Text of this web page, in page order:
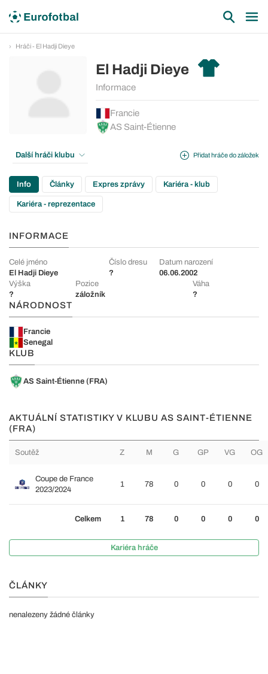
Hráči - El Hadji Dieye
El Hadji Dieye
Informace
Francie
AS Saint-Étienne
Přidat hráče do záložek
Další hráči klubu
Info Články Expres zprávy Kariéra - klub
Kariéra - reprezentace
INFORMACE
Celé jméno
El Hadji Dieye
Číslo dresu
?
Datum narození
06.06.2002
Výška
?
Pozice
záložník
Váha
?
NÁRODNOST
Francie
Senegal
KLUB
AS Saint-Étienne (FRA)
AKTUÁLNÍ STATISTIKY V KLUBU AS SAINT-ÉTIENNE
(FRA)
Soutěž Z M G GP VG OG
Coupe de France
2023/2024
1 78 0 0 0 0
Celkem 1 78 0 0 0 0
Kariéra hráče
ČLÁNKY
nenalezeny žádné články